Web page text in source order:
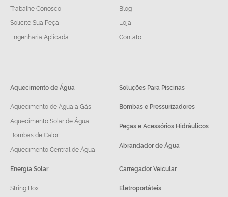
Trabalhe Conosco
Solicite Sua Peça
Engenharia Aplicada
Blog
Loja
Contato
Aquecimento de Água
Aquecimento de Água a Gás
Aquecimento Solar de Água
Bombas de Calor
Aquecimento Central de Água
Soluções Para Piscinas
Bombas e Pressurizadores
Peças e Acessórios Hidráulicos
Abrandador de Água
Energia Solar
String Box
Carregador Veicular
Eletroportáteis